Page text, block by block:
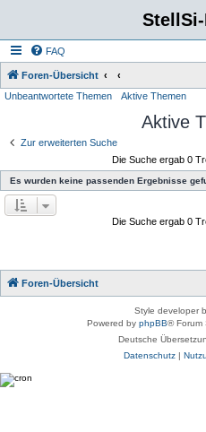
FAQ
Foren-Übersicht
Unbeantwortete Themen Aktive Themen
Aktive
Zur erweiterten Suche
Die Suche ergab 0
Es wurden keine passenden Ergebnisse
Die Suche ergab 0
Foren-Übersicht
Style developer
Powered by phpBB® Forum
Deutsche
Datenschutz|